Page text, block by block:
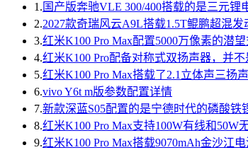
1. 国产版奔驰VLE 300/400搭载的是三元锂
2.2027款奇瑞风云A9L搭载1.5T鲲鹏超混发
3.红米K100 Pro Max配置5000万像素的潜
4.红米K100 Pro配备对称式双扬声器，并不
5.红米K100 Pro Max搭载了2.1立体声三扬声
6.vivo Y6t m版参数配置详情
7.新款深蓝S05配置的是宁德时代的磷酸铁
8.红米K100 Pro Max支持100W有线和50W
9.红米K100 Pro Max搭载9070mAh金沙江